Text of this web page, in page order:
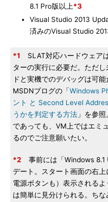
8.1 Pro版以上*3
Visual Studio 2013
済みのVisual Studio
*1
SLAT対応ハードウェア
ターの実行に必要だ。ただ
ドと実機でのデバッグは可
MSDNブログの「Windows
ント と Second Level
うかを判定する方法 」を参
であっても、VM上ではエミ
るのでご注意願いたい。
*2 事前には「Windows 8.1
デート。スタート画面の右
電源ボタンも）表示される
は簡単に見分けられる。ち